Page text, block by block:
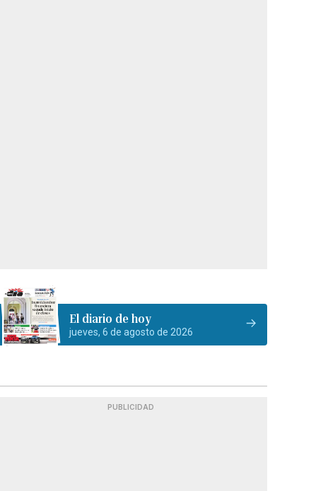
El diario de hoy
jueves, 6 de agosto de 2026
PUBLICIDAD